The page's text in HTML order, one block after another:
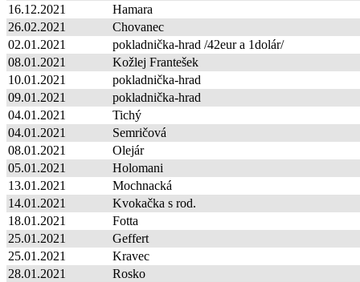
16.12.2021
Hamara
26.02.2021
Chovanec
02.01.2021
pokladnička-hrad /42eur a 1dolár/
08.01.2021
Kožlej Frantešek
10.01.2021
pokladnička-hrad
09.01.2021
pokladnička-hrad
04.01.2021
Tichý
04.01.2021
Semričová
08.01.2021
Olejár
05.01.2021
Holomani
13.01.2021
Mochnacká
14.01.2021
Kvokačka s rod.
18.01.2021
Fotta
25.01.2021
Geffert
25.01.2021
Kravec
28.01.2021
Rosko